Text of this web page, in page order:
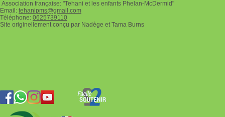
Association française: "Tehani et les enfants Phelan-McDermid"
Email: tehanipms@gmail.com
Téléphone: 0625739110
Site originellement conçu par Nadège et Tama Burns